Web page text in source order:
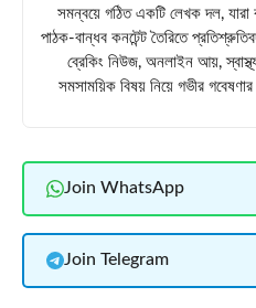
সমন্বয়ে গঠিত একটি লেখক দল, যারা
পাঠক-বান্ধব কনটেন্ট তৈরিতে
ব্রেকিং নিউজ, অনলাইন আয়,
সমসাময়িক বিষয় নিয়ে গভীর
Join WhatsApp
Join Telegram